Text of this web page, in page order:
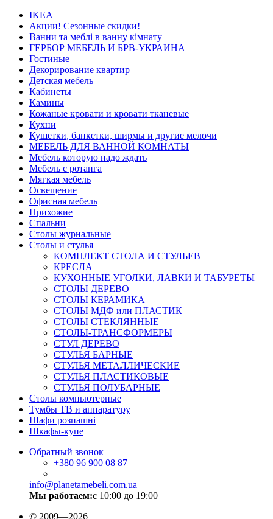
IKEA
Акции! Сезонные скидки!
Ванни та меблі в ванну кімнату
ГЕРБОР МЕБЕЛЬ И БРВ-УКРАИНА
Гостиные
Декорирование квартир
Детская мебель
Кабинеты
Камины
Кожаные кровати и кровати тканевые
Кухни
Кушетки, банкетки, ширмы и другие мелочи
МЕБЕЛЬ ДЛЯ ВАННОЙ КОМНАТЫ
Мебель которую надо ждать
Мебель с ротанга
Мягкая мебель
Освещение
Офисная мебель
Прихожие
Спальни
Столы журнальные
Столы и стулья
КОМПЛЕКТ СТОЛА И СТУЛЬЕВ
КРЕСЛА
КУХОННЫЕ УГОЛКИ, ЛАВКИ И ТАБУРЕТЫ
СТОЛЫ ДЕРЕВО
СТОЛЫ КЕРАМИКА
СТОЛЫ МДФ или ПЛАСТИК
СТОЛЫ СТЕКЛЯННЫЕ
СТОЛЫ-ТРАНСФОРМЕРЫ
СТУЛ ДЕРЕВО
СТУЛЬЯ БАРНЫЕ
СТУЛЬЯ МЕТАЛЛИЧЕСКИЕ
СТУЛЬЯ ПЛАСТИКОВЫЕ
СТУЛЬЯ ПОЛУБАРНЫЕ
Столы компьютерные
Тумбы ТВ и аппаратуру
Шафи розпашні
Шкафы-купе
Обратный звонок
+380 96 900 08 87
info@planetamebeli.com.ua
Мы работаем:с 10:00 до 19:00
© 2009—2026